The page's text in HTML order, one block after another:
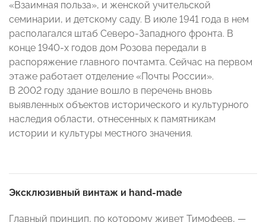
«Взаимная польза», и женской учительской
семинарии, и детскому саду. В июле 1941 года в нем
располагался штаб Северо-Западного фронта. В
конце 1940-х годов дом Розова передали в
распоряжение главного почтамта. Сейчас на первом
этаже работает отделение «Почты России».
В 2002 году здание вошло в перечень вновь
выявленных объектов исторического и культурного
наследия области, отнесенных к памятникам
истории и культуры местного значения.
Эксклюзивный винтаж и hand-made
Главный принцип, по которому живет Тимофеев, —